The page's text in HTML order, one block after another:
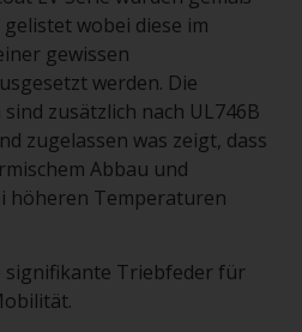
wobei diese im
gewissen
werden. Die
zusätzlich nach UL746B
zugelassen was zeigt, dass
Abbau und
höheren Temperaturen
signifikante Triebfeder für